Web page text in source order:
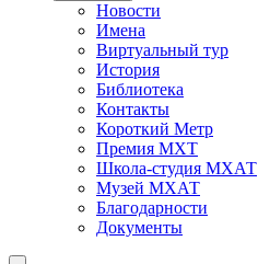
Новости
Имена
Виртуальный тур
История
Библиотека
Контакты
Короткий Метр
Премия МХТ
Школа-студия МХАТ
Музей МХАТ
Благодарности
Документы